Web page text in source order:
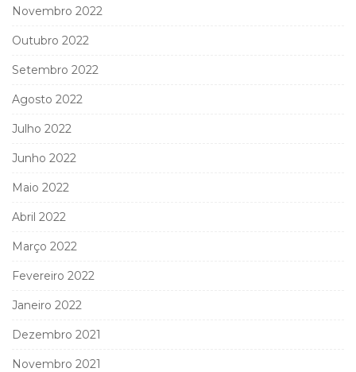
Novembro 2022
Outubro 2022
Setembro 2022
Agosto 2022
Julho 2022
Junho 2022
Maio 2022
Abril 2022
Março 2022
Fevereiro 2022
Janeiro 2022
Dezembro 2021
Novembro 2021